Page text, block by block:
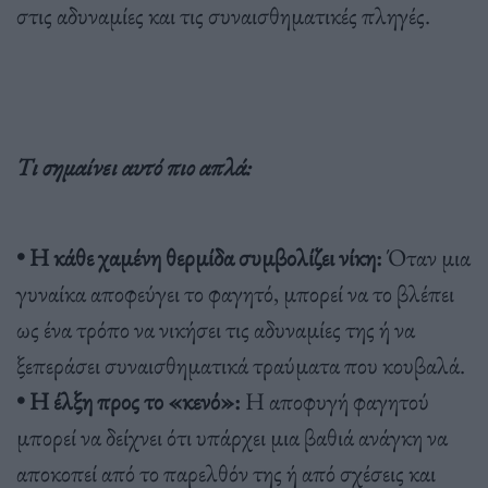
στις αδυναμίες και τις συναισθηματικές πληγές.
Τι σημαίνει αυτό πιο απλά:
• Η κάθε χαμένη θερμίδα συμβολίζει νίκη:Όταν μια
γυναίκα αποφεύγει το φαγητό, μπορεί να το βλέπει
ως ένα τρόπο να νικήσει τις αδυναμίες της ή να
ξεπεράσει συναισθηματικά τραύματα που κουβαλά.
• Η έλξη προς το «κενό»: Η αποφυγή φαγητού
μπορεί να δείχνει ότι υπάρχει μια βαθιά ανάγκη να
αποκοπεί από το παρελθόν της ή από σχέσεις και